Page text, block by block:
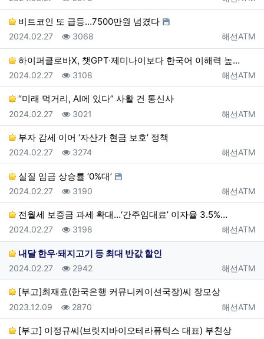
비트코인 또 급등…7500만원 넘겼다
등록자
해선ATM
등록일
2024.02.27 조회
3068
하이퍼클로바X, 챗GPT·제미나이보다 한국어 이해력 높…
등록자
해선ATM
등록일
2024.02.27 조회
3108
“미래 먹거리, AI에 있다” 사활 건 통신사
등록자
해선ATM
등록일
2024.02.27 조회
3021
부자 감세 이어 ‘자산가 현금 보호’ 정책
등록자
해선ATM
등록일
2024.02.27 조회
3274
실질 임금 상승률 ‘0%대’
등록자
해선ATM
등록일
2024.02.27 조회
3190
전월세 보증금 과세 확대…‘간주임대료’ 이자율 3.5%…
등록자
해선ATM
등록일
2024.02.27 조회
3198
내달 한우·돼지고기 등 최대 반값 할인
등록자
해선ATM
등록일
2024.02.27 조회
2942
[부고]최재효(한국은행 커뮤니케이션국장)씨 장모상
등록자
해선ATM
등록일
2023.12.09 조회
2870
[부고] 이정규씨(브릿지바이오테라퓨틱스 대표) 부친상